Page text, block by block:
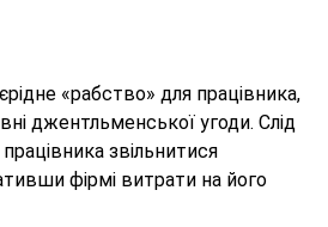
«рабство» для працівника,
джентльменської угоди. Слід
звільнитися
фірмі витрати на його